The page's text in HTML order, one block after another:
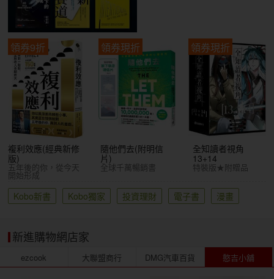
領券9折
複利效應(經典新修
版)
五年後的你，從今天
開始形成
領券現折
隨他們去(附明信
片)
全球千萬暢銷書
領券現折
全知讀者視角
13+14
特裝版★附贈品
Kobo新書 Kobo獨家 投資理財 電子書 漫畫
新進購物網店家
ezcook 大聯盟商行 DMG汽車百貨 憨吉小舖